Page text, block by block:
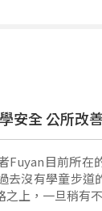
安全 公所改
Fuyan目前所在
去沒有學童步
之上，一旦稍有